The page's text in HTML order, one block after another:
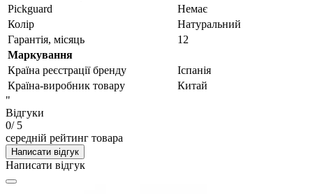
Pickguard
Немає
Колір
Натуральний
Гарантія, місяць
12
Маркування
Країна реєстрації бренду
Іспанія
Країна-виробник товару
Китай
"
Відгуки
0/ 5
середній рейтинг товара
Написати відгук
Написати відгук